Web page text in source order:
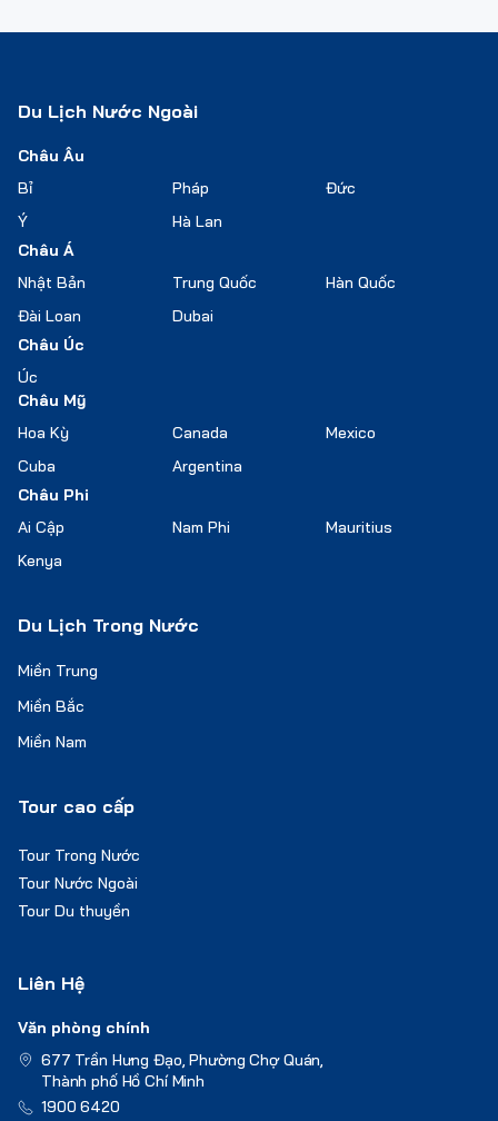
Du Lịch Nước Ngoài
Châu Âu
Bỉ
Pháp
Đức
Ý
Hà Lan
Châu Á
Nhật Bản
Trung Quốc
Hàn Quốc
Đài Loan
Dubai
Châu Úc
Úc
Châu Mỹ
Hoa Kỳ
Canada
Mexico
Cuba
Argentina
Châu Phi
Ai Cập
Nam Phi
Mauritius
Kenya
Du Lịch Trong Nước
Miền Trung
Miền Bắc
Miền Nam
Tour cao cấp
Tour Trong Nước
Tour Nước Ngoài
Tour Du thuyền
Liên Hệ
Văn phòng chính
677 Trần Hưng Đạo, Phường Chợ Quán,
Thành phố Hồ Chí Minh
1900 6420